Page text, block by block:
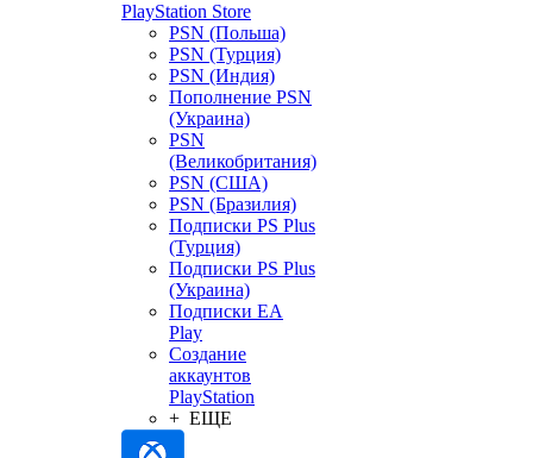
PlayStation Store
PSN (Польша)
PSN (Турция)
PSN (Индия)
Пополнение PSN
(Украина)
PSN
(Великобритания)
PSN (США)
PSN (Бразилия)
Подписки PS Plus
(Турция)
Подписки PS Plus
(Украина)
Подписки EA
Play
Создание
аккаунтов
PlayStation
+ ЕЩЕ